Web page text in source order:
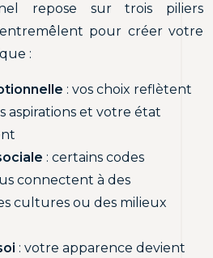
repose sur trois piliers
pour créer votre
:
: vos choix reflètent
aspirations et votre état
: certains codes
connectent à des
cultures ou des milieux
: votre apparence devient